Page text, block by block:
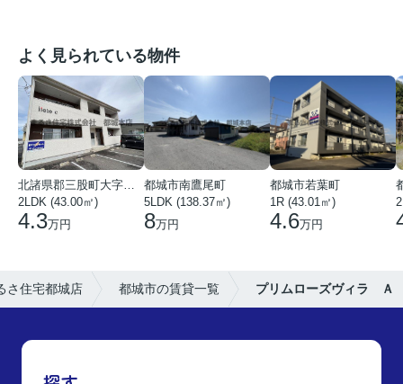
よく見られている物件
北諸県郡三股町大字蓼池
2LDK (43.00㎡)
4.3万円
都城市南鷹尾町
5LDK (138.37㎡)
8万円
都城市若葉町
1R (43.01㎡)
4.6万円
さ住宅都城店 都城市の賃貸一覧 プリムローズヴィラ Ａ